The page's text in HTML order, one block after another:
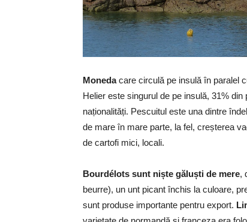
Monedacare circulă pe insulă în paralel
Helier este singurul de pe insulă, 31%
naționalități. Pescuitul este una dintre
de mare în mare parte, la fel, creșterea
de cartofi mici, locali.
Bourdélots sunt niște găluști de mere,
beurre), un unt picant închis la culoare,
sunt produse importante pentru export.